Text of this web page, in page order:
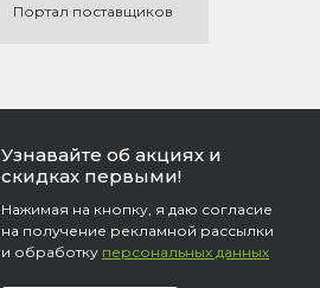
Портал поставщиков
Узнавайте об акциях и
скидках первыми!
Нажимая на кнопку, я даю согласие
на получение рекламной рассылки
и обработку персональных данных